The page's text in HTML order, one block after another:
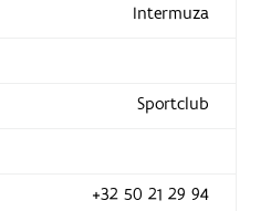
Intermuza
Sportclub
+32 50 21 29 94